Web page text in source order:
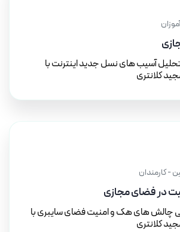
آسیب های نسل جدید اینترنت با
کلانتری
- کارمندان
در فضای مجازی
چالش های هک و امنیت فضای سایبری با
کلانتری